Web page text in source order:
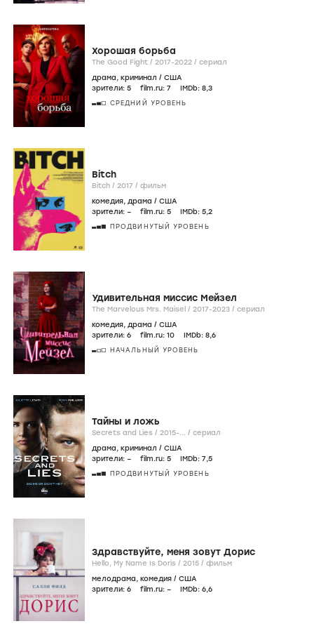
Хорошая борьба
The Good Fight / 2017-2022 / сериал
драма, криминал / США
зрители: 5 film.ru: 7 IMDb: 8,3
СРЕДНИЙ УРОВЕНЬ
Bitch
Bitch / 2017 / фильм
комедия, драма / США
зрители: – film.ru: 5 IMDb: 5,2
ПРОДВИНУТЫЙ УРОВЕНЬ
Удивительная миссис Мейзел
The Marvelous Mrs. Maisel / 2017-2023 / сериал
комедия, драма / США
зрители: 6 film.ru: 10 IMDb: 8,6
НАЧАЛЬНЫЙ УРОВЕНЬ
Тайны и ложь
Secrets and Lies / 2015-... / сериал
драма, криминал / США
зрители: – film.ru: 5 IMDb: 7,5
ПРОДВИНУТЫЙ УРОВЕНЬ
Здравствуйте, меня зовут Дорис
Hello, My Name Is Doris / 2015 / фильм
мелодрама, комедия / США
зрители: 6 film.ru: – IMDb: 6,6